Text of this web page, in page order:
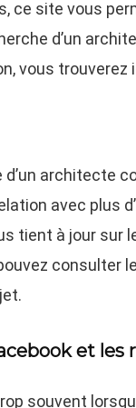
ce site vous
d’un
vous trouverez
d’un architecte
avec plus
tient à jour sur
consulter
et
souvent